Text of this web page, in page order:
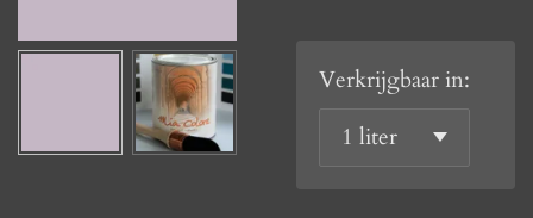
Verkrijgbaar in: